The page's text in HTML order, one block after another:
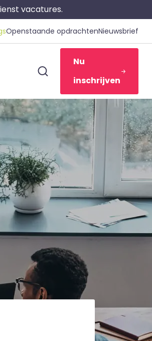
vacatures.
Openstaande opdrachtenNieuwsbrief
Nu
inschrijven